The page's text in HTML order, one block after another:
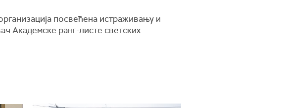
посвећена истраживању и
Академске ранг-листе светских